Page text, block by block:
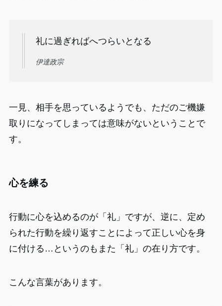
礼に過ぎればへつらいとなる
伊達政宗
一見、相手を思っているようでも、ただのご機嫌
取りになってしまっては意味がないということで
す。
心を練る
行動に心を込めるのが「礼」ですが、逆に、定め
られた行動を繰り返すことによって正しい心を身
に付ける…というのもまた「礼」の在り方です。
こんな言葉があります。